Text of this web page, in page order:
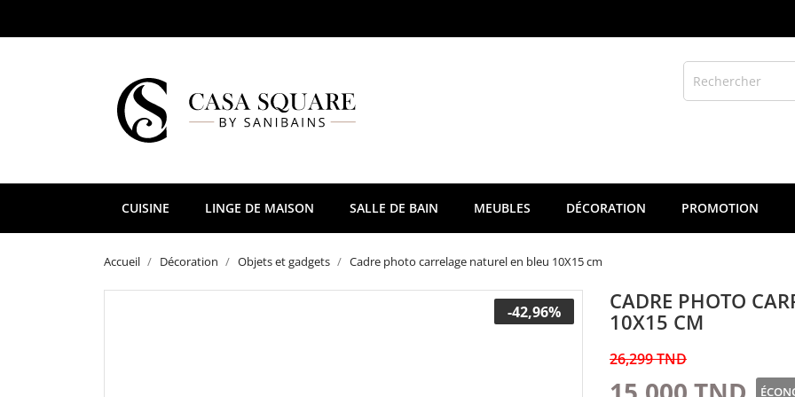
CUISINE LINGE DE MAISON SALLE DE BAIN MEUBLES DÉCORATION PROMOTION
Accueil Décoration Objets et gadgets Cadre photo carrelage naturel en bleu 10X15 cm
-42,96%
CADRE PHOTO
10X15 CM
26,299 TND